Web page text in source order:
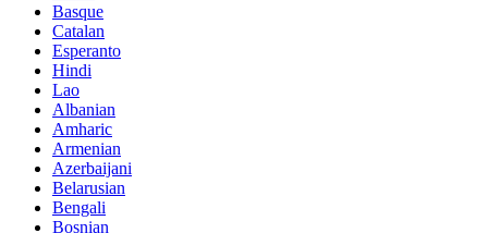
Basque
Catalan
Esperanto
Hindi
Lao
Albanian
Amharic
Armenian
Azerbaijani
Belarusian
Bengali
Bosnian